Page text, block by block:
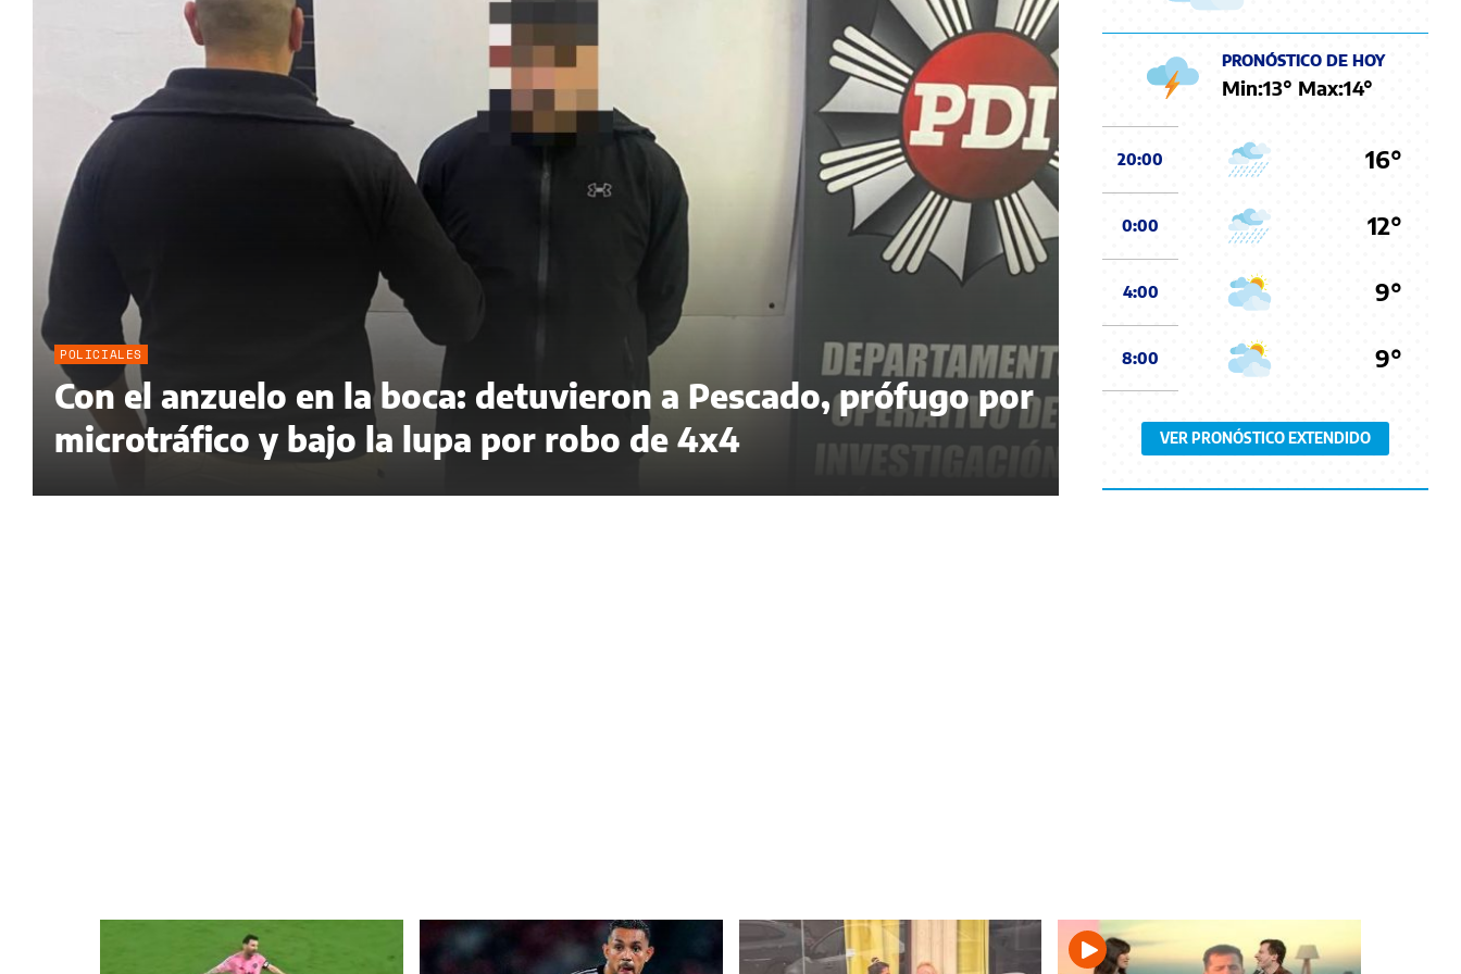
POLICIALES
Con el anzuelo en la boca: detuvieron a Pescado, prófugo por
microtráfico y bajo la lupa por robo de 4x4
PRONÓSTICO DE HOY
Min:13° Max:14°
20:00 16°
0:00 12°
4:00 9°
8:00 9°
VER PRONÓSTICO EXTENDIDO